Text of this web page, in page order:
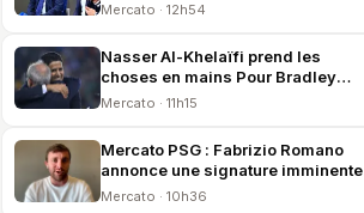
Mercato · 12h54
Nasser Al-Khelaïfi prend les
choses en mains Pour Bradley
Barcola !
Mercato · 11h15
Mercato PSG : Fabrizio Romano
annonce une signature imminente
Mercato · 10h36